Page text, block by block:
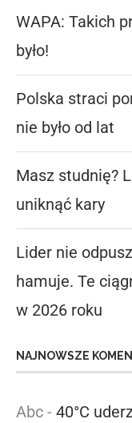
WAPA: Takich
było!
Polska straci
nie było od lat
Masz studnię?
uniknąć kary
Lider nie
hamuje. Te
w 2026 roku
NAJNOWSZE
Abc - 40°C